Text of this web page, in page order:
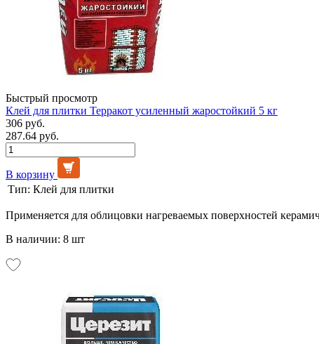
Быстрый просмотр
Клей для плитки Терракот усиленный жаростойкий 5 кг
306 руб.
287.64 руб.
В корзину
Тип: Клей для плитки
Применяется для облицовки нагреваемых поверхностей
В наличии: 8 шт